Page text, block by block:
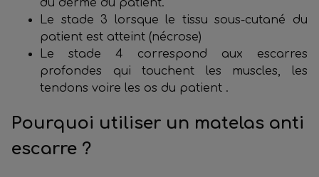
du derme du patient.
Le stade 3 lorsque le tissu sous-cutané du
patient est atteint (nécrose)
Le stade 4 correspond aux escarres
profondes qui touchent les muscles, les
tendons voire les os du patient .
Pourquoi utiliser un matelas anti
escarre ?